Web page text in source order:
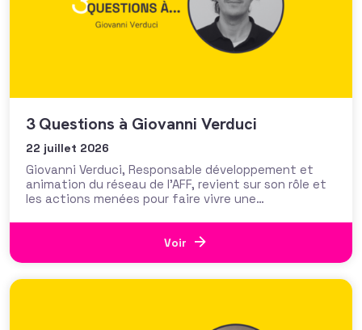
3 Questions à Giovanni Verduci
22 juillet 2026
Giovanni Verduci, Responsable développement et
animation du réseau de l’AFF, revient sur son rôle et
les actions menées pour faire vivre une
un réseau. Vous, nos 1350 adhérents, faites la
Voir